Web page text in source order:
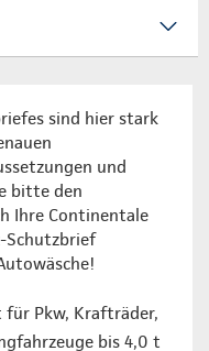
sind hier stark
und
bitte den
Ihre Continentale
Schutzbrief
Pkw, Krafträder,
bis 4,0 t